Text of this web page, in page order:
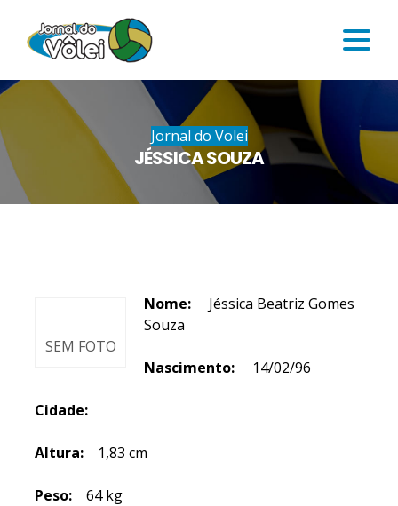
Jornal do Volei
JÉSSICA SOUZA
SEM FOTO
Nome: Jéssica Beatriz Gomes
Souza
Nascimento: 14/02/96
Cidade:
Altura: 1,83 cm
Peso: 64 kg